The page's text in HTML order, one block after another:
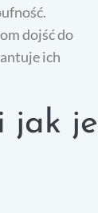
dojść do
ich
jak je